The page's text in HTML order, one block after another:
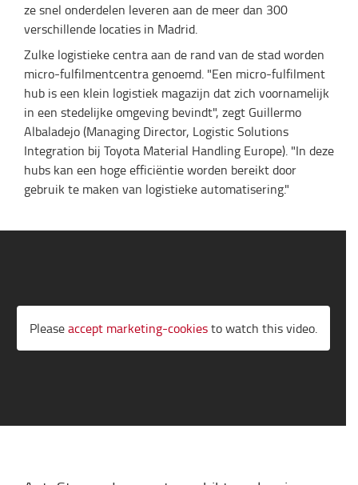
ze snel onderdelen leveren aan de meer dan 300
verschillende locaties in Madrid.
Zulke logistieke centra aan de rand van de stad worden
micro-fulfilmentcentra genoemd. "Een micro-fulfilment
hub is een klein logistiek magazijn dat zich voornamelijk
in een stedelijke omgeving bevindt", zegt Guillermo
Albaladejo (Managing Director, Logistic Solutions
Integration bij Toyota Material Handling Europe). "In deze
hubs kan een hoge efficiëntie worden bereikt door
gebruik te maken van logistieke automatisering."
Pleaseaccept marketing-cookiesto watch this video.